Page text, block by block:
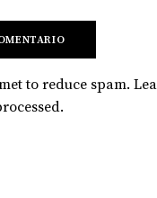
to reduce spam.
.